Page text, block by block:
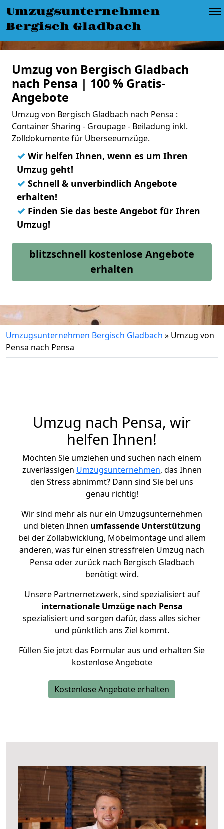
Umzugsunternehmen
Bergisch Gladbach
Umzug von Bergisch Gladbach
nach Pensa | 100 % Gratis-
Angebote
Umzug von Bergisch Gladbach nach Pensa :
Container Sharing - Groupage - Beiladung inkl.
Zolldokumente für Überseeumzüge.
✓ Wir helfen Ihnen, wenn es um Ihren
Umzug geht!
✓ Schnell & unverbindlich Angebote
erhalten!
✓ Finden Sie das beste Angebot für Ihren
Umzug!
blitzschnell kostenlose Angebote
erhalten
Umzugsunternehmen Bergisch Gladbach » Umzug von
Pensa nach Pensa
Umzug nach Pensa, wir
helfen Ihnen!
Möchten Sie umziehen und suchen nach einem
zuverlässigen Umzugsunternehmen, das Ihnen
den Stress abnimmt? Dann sind Sie bei uns
genau richtig!
Wir sind mehr als nur ein Umzugsunternehmen
und bieten Ihnen umfassende Unterstützung
bei der Zollabwicklung, Möbelmontage und allem
anderen, was für einen stressfreien Umzug nach
Pensa oder zurück nach Bergisch Gladbach
benötigt wird.
Unsere Partnernetzwerk, sind spezialisiert auf
internationale Umzüge nach Pensa
spezialisiert und sorgen dafür, dass alles sicher
und pünktlich ans Ziel kommt.
Füllen Sie jetzt das Formular aus und erhalten Sie
kostenlose Angebote
Kostenlose Angebote erhalten